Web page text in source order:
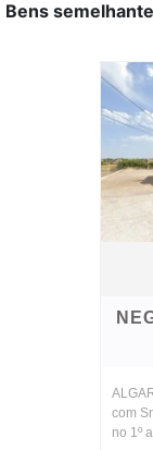
Bens
com
no 1º